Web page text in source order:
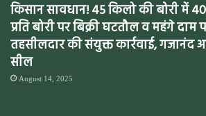
किसान सावधान! 45 किलो की बोरी में 40
प्रति बोरी पर बिक्री घटतौल व महंगे दाम
तहसीलदार की संयुक्त कार्रवाई, गजानंद
सील
August 14, 2025